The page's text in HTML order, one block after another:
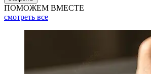
ПОМОЖЕМ ВМЕСТЕ
смотреть все